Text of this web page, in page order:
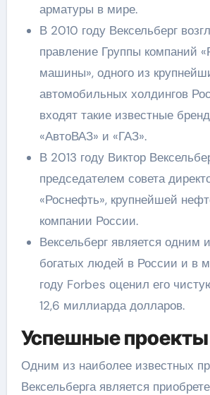
арматуры в мире.
В 2010 году Вексельберг
правление Группы компаний
машины», одного из
автомобильных холдингов
входят такие известные
«АвтоВАЗ» и «ГАЗ».
В 2013 году Виктор
председателем совета
«Роснефть», крупнейшей
компании России.
Вексельберг является одним
богатых людей в России и в
году Forbes оценил его
12,6 миллиарда долларов.
Успешные проекты
Одним из наиболее известных
Вексельберга является